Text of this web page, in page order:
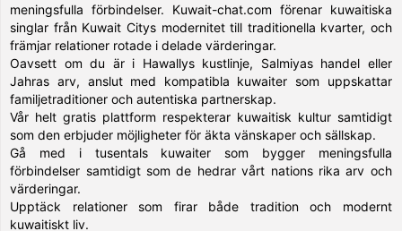
meningsfulla förbindelser. Kuwait-chat.com förenar kuwaitiska
singlar från Kuwait Citys modernitet till traditionella kvarter, och
främjar relationer rotade i delade värderingar.
Oavsett om du är i Hawallys kustlinje, Salmiyas handel eller
Jahras arv, anslut med kompatibla kuwaiter som uppskattar
familjetraditioner och autentiska partnerskap.
Vår helt gratis plattform respekterar kuwaitisk kultur samtidigt
som den erbjuder möjligheter för äkta vänskaper och sällskap.
Gå med i tusentals kuwaiter som bygger meningsfulla
förbindelser samtidigt som de hedrar vårt nations rika arv och
värderingar.
Upptäck relationer som firar både tradition och modernt
kuwaitiskt liv.